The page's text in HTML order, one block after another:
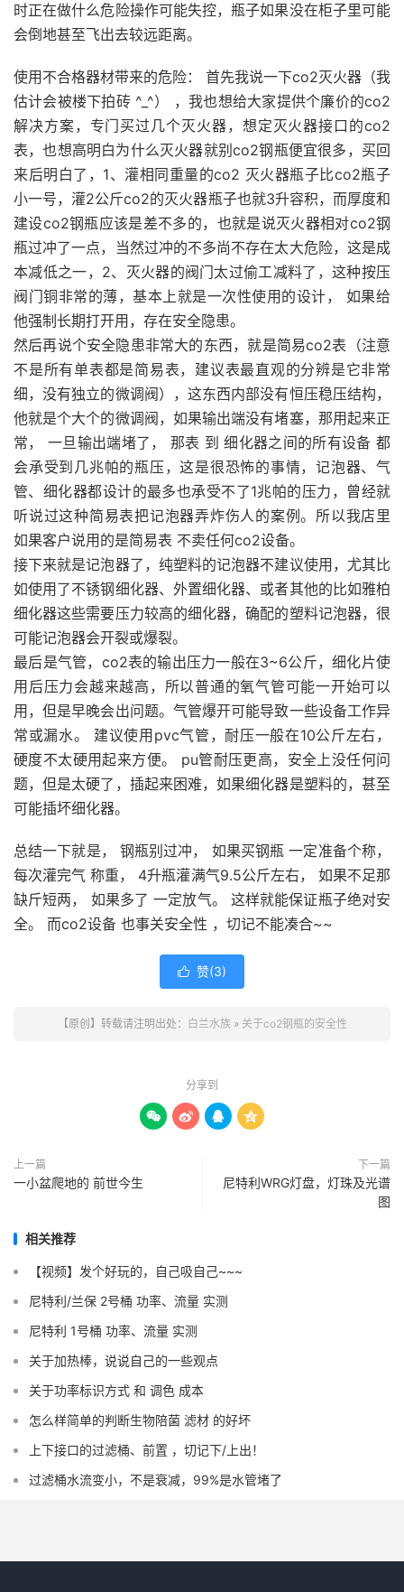
时正在做什么危险操作可能失控，瓶子如果没在柜子里可能
会倒地甚至飞出去较远距离。
使用不合格器材带来的危险： 首先我说一下co2灭火器（我
估计会被楼下拍砖 ^_^） ，我也想给大家提供个廉价的co2
解决方案，专门买过几个灭火器，想定灭火器接口的co2
表，也想高明白为什么灭火器就别co2钢瓶便宜很多，买回
来后明白了，1、灌相同重量的co2 灭火器瓶子比co2瓶子
小一号，灌2公斤co2的灭火器瓶子也就3升容积，而厚度和
建设co2钢瓶应该是差不多的，也就是说灭火器相对co2钢
瓶过冲了一点，当然过冲的不多尚不存在太大危险，这是成
本减低之一，2、灭火器的阀门太过偷工减料了，这种按压
阀门铜非常的薄，基本上就是一次性使用的设计， 如果给
他强制长期打开用，存在安全隐患。
然后再说个安全隐患非常大的东西，就是简易co2表（注意
不是所有单表都是简易表，建议表最直观的分辨是它非常
细，没有独立的微调阀），这东西内部没有恒压稳压结构，
他就是个大个的微调阀，如果输出端没有堵塞，那用起来正
常， 一旦输出端堵了， 那表 到 细化器之间的所有设备 都
会承受到几兆帕的瓶压，这是很恐怖的事情，记泡器、气
管、细化器都设计的最多也承受不了1兆帕的压力，曾经就
听说过这种简易表把记泡器弄炸伤人的案例。所以我店里
如果客户说用的是简易表 不卖任何co2设备。
接下来就是记泡器了，纯塑料的记泡器不建议使用，尤其比
如使用了不锈钢细化器、外置细化器、或者其他的比如雅柏
细化器这些需要压力较高的细化器，确配的塑料记泡器，很
可能记泡器会开裂或爆裂。
最后是气管，co2表的输出压力一般在3~6公斤，细化片使
用后压力会越来越高，所以普通的氧气管可能一开始可以
用，但是早晚会出问题。气管爆开可能导致一些设备工作异
常或漏水。 建议使用pvc气管，耐压一般在10公斤左右，
硬度不太硬用起来方便。 pu管耐压更高，安全上没任何问
题，但是太硬了，插起来困难，如果细化器是塑料的，甚至
可能插坏细化器。
总结一下就是， 钢瓶别过冲， 如果买钢瓶 一定准备个称，
每次灌完气 称重， 4升瓶灌满气9.5公斤左右， 如果不足那
缺斤短两， 如果多了 一定放气。 这样就能保证瓶子绝对安
全。 而co2设备 也事关安全性 ，切记不能凑合~~
 赞(3)
【原创】转载请注明出处： 白兰水族» 关于co2钢瓶的安全性
分享到
   
上一篇
一小盆爬地的 前世今生
下一篇
尼特利WRG灯盘，灯珠及光谱
图
相关推荐
【视频】发个好玩的，自己吸自己~~~
尼特利/兰保 2号桶 功率、流量 实测
尼特利 1号桶 功率、流量 实测
关于加热棒，说说自己的一些观点
关于功率标识方式 和 调色 成本
怎么样简单的判断生物陪菌 滤材 的好坏
上下接口的过滤桶、前置 ，切记下/上出！
过滤桶水流变小，不是衰减，99%是水管堵了